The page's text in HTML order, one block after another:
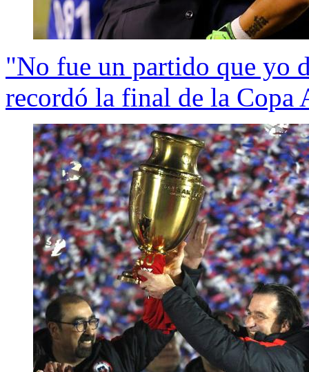
"No fue un partido que yo
recordó la final de la Copa